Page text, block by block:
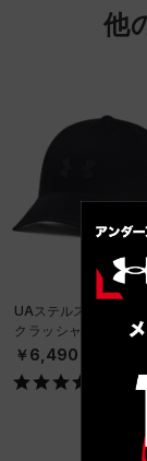
他
UAステルスフォーム
クラッシャブル キャ
（ライフスタイル/
￥6,490